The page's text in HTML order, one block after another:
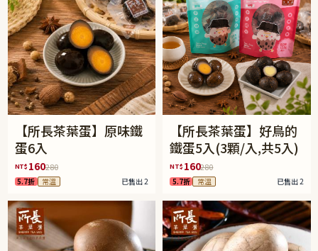
【所長茶葉蛋】原味鐵
蛋6入
NT$ 160280
5.7折 常溫 已售出 2
【所長茶葉蛋】好鳥的
鐵蛋5入(3顆/入,共5入)
NT$ 160280
5.7折 常溫 已售出 2